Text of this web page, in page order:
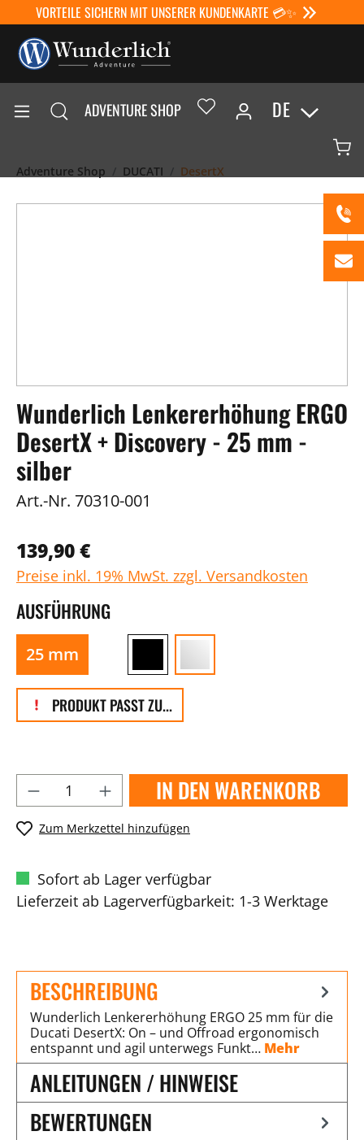
VORTEILE SICHERN MIT UNSERER KUNDENKARTE 💳✨
ADVENTURE SHOP DE
Adventure Shop DUCATI DesertX
Wunderlich Lenkererhöhung ERGO
DesertX + Discovery - 25 mm -
silber
Art.-Nr. 70310-001
139,90 €
Preise inkl. 19% MwSt. zzgl. Versandkosten
AUSFÜHRUNG
25 mm
PRODUKT PASST ZU...
IN DEN WARENKORB
Zum Merkzettel hinzufügen
Sofort ab Lager verfügbar
Lieferzeit ab Lagerverfügbarkeit: 1-3 Werktage
BESCHREIBUNG
Wunderlich Lenkererhöhung ERGO 25 mm für die
Ducati DesertX: On – und Offroad ergonomisch
entspannt und agil unterwegs Funkt… Mehr
ANLEITUNGEN / HINWEISE
BEWERTUNGEN